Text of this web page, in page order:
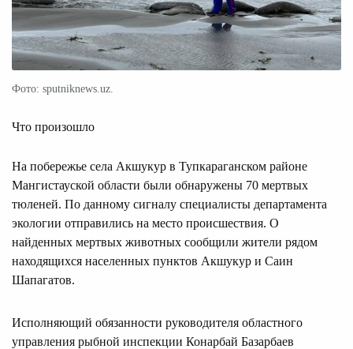
Фото: sputniknews.uz.
Что произошло
На побережье села Акшукур в Тупкараганском районе
Мангистауской области были обнаружены 70 мертвых
тюленей. По данному сигналу специалисты департамента
экологии отправились на место происшествия. О
найденных мертвых животных сообщили жители рядом
находящихся населенных пунктов Акшукур и Саин
Шапагатов.
Исполняющий обязанности руководителя областного
управления рыбной инспекции Конарбай Базарбаев